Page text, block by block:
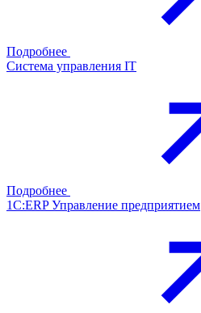
Подробнее
Система управления IT
Подробнее
1С:ERP Управление предприятием